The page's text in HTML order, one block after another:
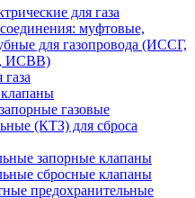
для газа
муфтовые,
для газопровода (ИССГ,
ИСВВ)
газовые
(КТЗ) для сброса
запорные клапаны
сбросные клапаны
предохранительные